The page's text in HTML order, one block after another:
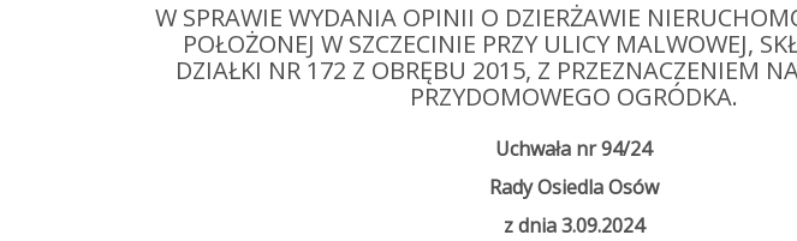
W SPRAWIE WYDANIA OPINII O DZIERŻAWIE
POŁOŻONEJ W SZCZECINIE PRZY ULICY MALWOWEJ,
DZIAŁKI NR 172 Z OBRĘBU 2015, Z PRZEZNACZENIEM
PRZYDOMOWEGO OGRÓDKA.
Uchwała nr 94/24
Rady Osiedla Osów
z dnia 3.09.2024